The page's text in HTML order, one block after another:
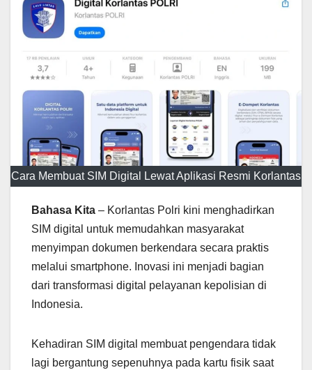
Cara Membuat SIM Digital Lewat Aplikasi Resmi Korlantas
Bahasa Kita – Korlantas Polri kini menghadirkan
SIM digital untuk memudahkan masyarakat
menyimpan dokumen berkendara secara praktis
melalui smartphone. Inovasi ini menjadi bagian
dari transformasi digital pelayanan kepolisian di
Indonesia.
Kehadiran SIM digital membuat pengendara tidak
lagi bergantung sepenuhnya pada kartu fisik saat